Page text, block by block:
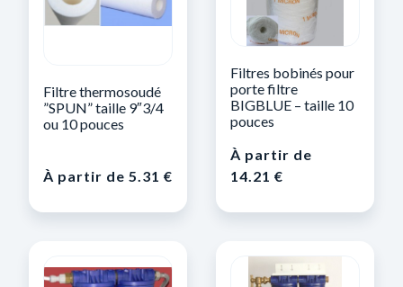
Filtre thermosoudé
”SPUN” taille 9″3/4
ou 10 pouces
À partir de 5.31 €
Filtres bobinés pour
porte filtre
BIGBLUE – taille 10
pouces
À partir de
14.21 €